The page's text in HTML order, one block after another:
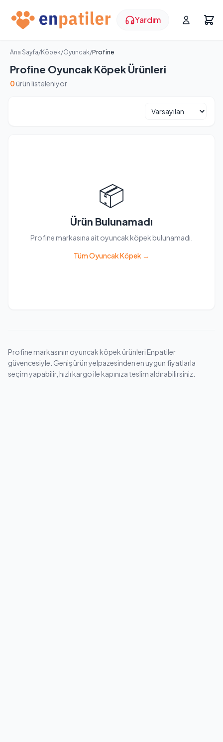
Yardım
Ana Sayfa/Köpek/Oyuncak/Profine
Profine Oyuncak Köpek Ürünleri
0 ürün listeleniyor
📦
Ürün Bulunamadı
Profine markasına ait oyuncak köpek bulunamadı.
Tüm Oyuncak Köpek →
Profine markasının oyuncak köpek ürünleri Enpatiler
güvencesiyle. Geniş ürün yelpazesinden en uygun fiyatlarla
seçim yapabilir, hızlı kargo ile kapınıza teslim aldırabilirsiniz.